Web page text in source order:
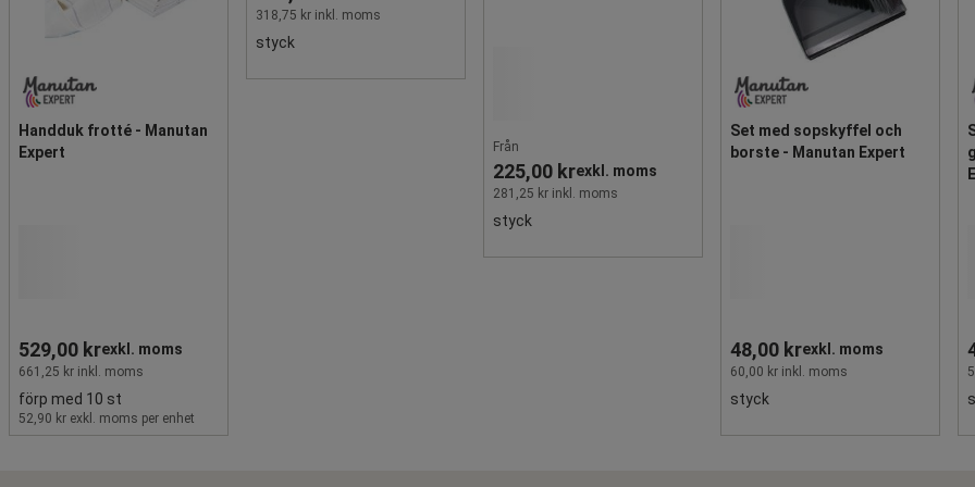
Handduk frotté - Manutan
Expert
529,00 krexkl. moms
661,25 kr inkl. moms
förp med 10 st
52,90 kr exkl. moms per enhet
318,75 kr inkl. moms
styck
Från
225,00 krexkl. moms
281,25 kr inkl. moms
styck
Set med sopskyffel och
borste - Manutan Expert
48,00 krexkl. moms
60,00 kr inkl. moms
styck